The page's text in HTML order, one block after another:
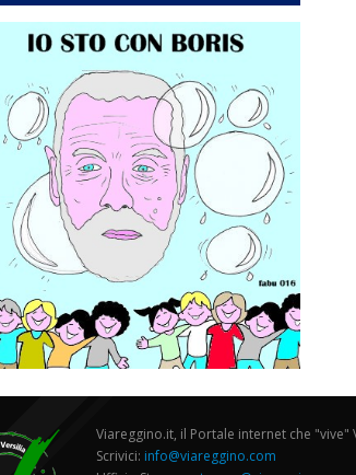
Viareggino.it, il Portale internet che "vive"
Scrivici: info@viareggino.com